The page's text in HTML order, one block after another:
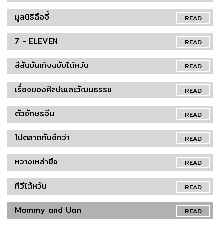
READ
มูลนิธิฉือจี้
READ
7 - ELEVEN
READ
สีสันบันเทิงฉบับไต้หวัน
READ
เรื่องของศิลปะและวัฒนธรรม
READ
ตัวอักษรจีน
READ
ไปตลาดกันดีกว่า
READ
หวางเหล่าซือ
READ
ทีวีไต้หวัน
READ
Mommy and Uan